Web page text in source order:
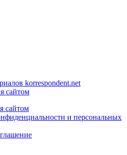
korrespondent.net
сайтом
сайтом
и персональных